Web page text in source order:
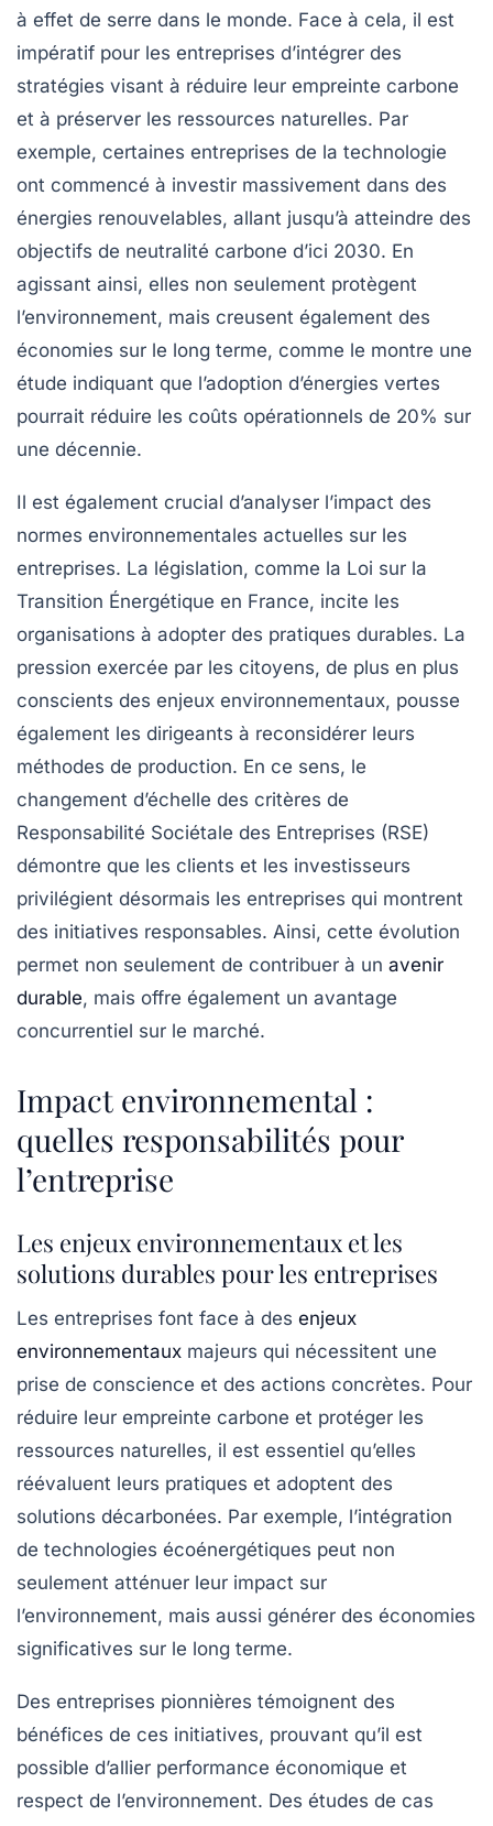
à effet de serre dans le monde. Face à cela, il est
impératif pour les entreprises d’intégrer des
stratégies visant à réduire leur empreinte carbone
et à préserver les ressources naturelles. Par
exemple, certaines entreprises de la technologie
ont commencé à investir massivement dans des
énergies renouvelables, allant jusqu’à atteindre des
objectifs de neutralité carbone d’ici 2030. En
agissant ainsi, elles non seulement protègent
l’environnement, mais creusent également des
économies sur le long terme, comme le montre une
étude indiquant que l’adoption d’énergies vertes
pourrait réduire les coûts opérationnels de 20% sur
une décennie.
Il est également crucial d’analyser l’impact des
normes environnementales actuelles sur les
entreprises. La législation, comme la Loi sur la
Transition Énergétique en France, incite les
organisations à adopter des pratiques durables. La
pression exercée par les citoyens, de plus en plus
conscients des enjeux environnementaux, pousse
également les dirigeants à reconsidérer leurs
méthodes de production. En ce sens, le
changement d’échelle des critères de
Responsabilité Sociétale des Entreprises (RSE)
démontre que les clients et les investisseurs
privilégient désormais les entreprises qui montrent
des initiatives responsables. Ainsi, cette évolution
permet non seulement de contribuer à un avenir
durable, mais offre également un avantage
concurrentiel sur le marché.
Impact environnemental :
quelles responsabilités pour
l’entreprise
Les enjeux environnementaux et les
solutions durables pour les entreprises
Les entreprises font face à des enjeux
environnementaux majeurs qui nécessitent une
prise de conscience et des actions concrètes. Pour
réduire leur empreinte carbone et protéger les
ressources naturelles, il est essentiel qu’elles
réévaluent leurs pratiques et adoptent des
solutions décarbonées. Par exemple, l’intégration
de technologies écoénergétiques peut non
seulement atténuer leur impact sur
l’environnement, mais aussi générer des économies
significatives sur le long terme.
Des entreprises pionnières témoignent des
bénéfices de ces initiatives, prouvant qu’il est
possible d’allier performance économique et
respect de l’environnement. Des études de cas